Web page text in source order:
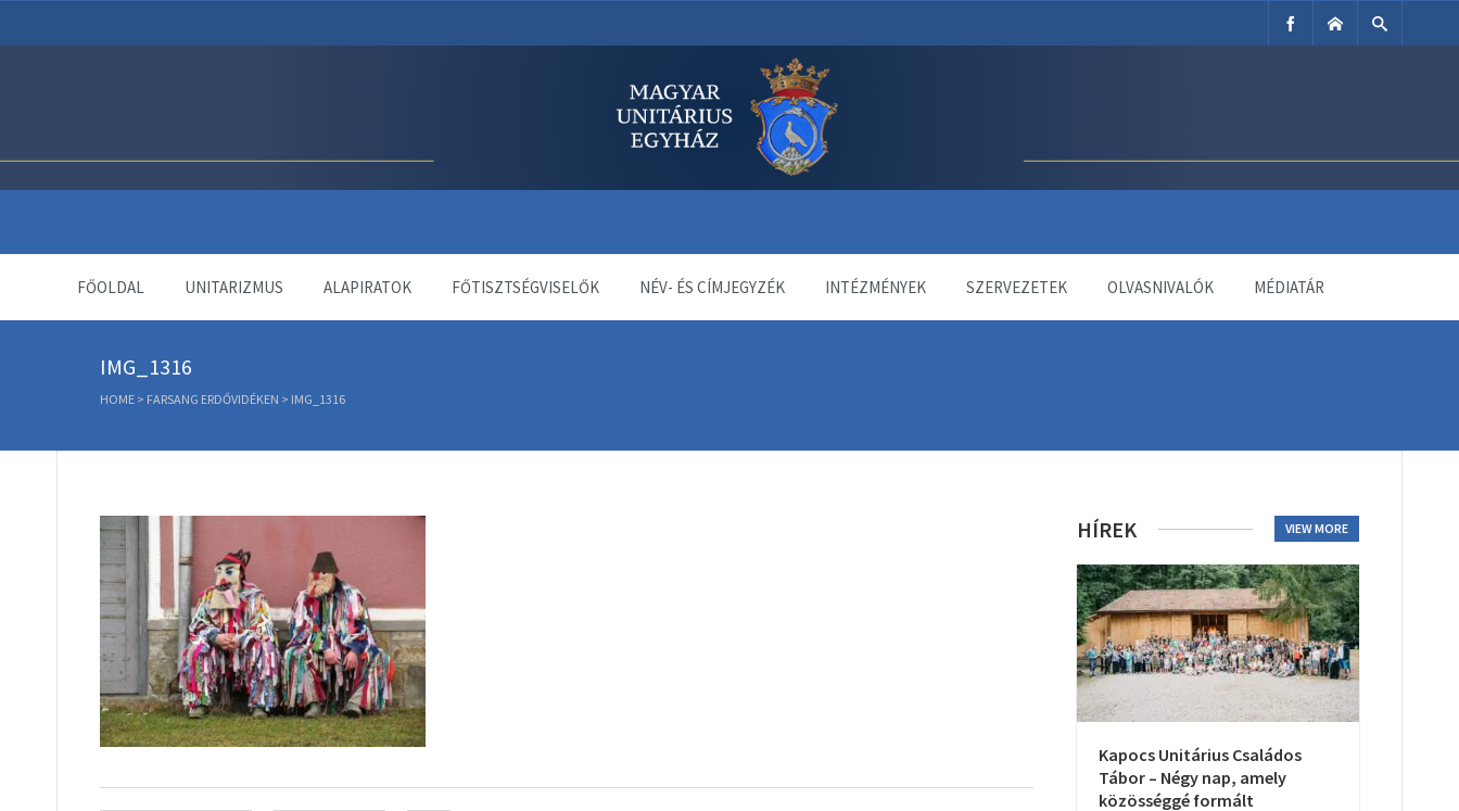
FŐOLDAL UNITARIZMUS ALAPIRATOK FŐTISZTSÉGVISELŐK NÉV- ÉS CÍMJEGYZÉK INTÉZMÉNYEK SZERVEZETEK OLVASNIVALÓK MÉDIATÁR
IMG_1316
HOME > FARSANG ERDŐVIDÉKEN > IMG_1316
HÍREK VIEW MORE
Kapocs Unitárius Családos
Tábor – Négy nap, amely
közösséggé formált